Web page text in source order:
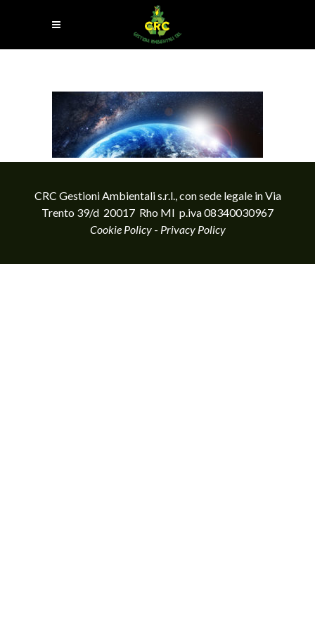
CRC Gestioni Ambientali s.r.l., con sede legale in Via
Trento 39/d 20017 Rho MI p.iva 08340030967
Cookie Policy- Privacy Policy